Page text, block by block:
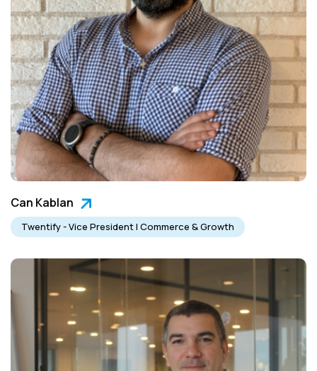
Can Kablan
Twentify - Vice President | Commerce & Growth